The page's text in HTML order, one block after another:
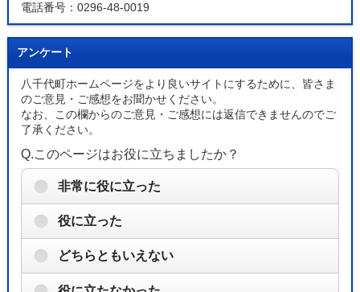
電話番号：0296-48-0019
アンケート
八千代町ホームページをより良いサイトにするために、皆さま
のご意見・ご感想をお聞かせください。
なお、この欄からのご意見・ご感想には返信できませんのでご
了承ください。
Q.このページはお役に立ちましたか？
非常に役に立った
役に立った
どちらともいえない